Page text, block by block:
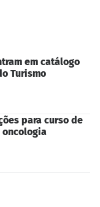
em catálogo
Turismo
para curso de
oncologia